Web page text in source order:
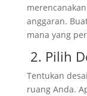
anggaran.
mana yang
2. Pilih
Tentukan
ruang Anda.